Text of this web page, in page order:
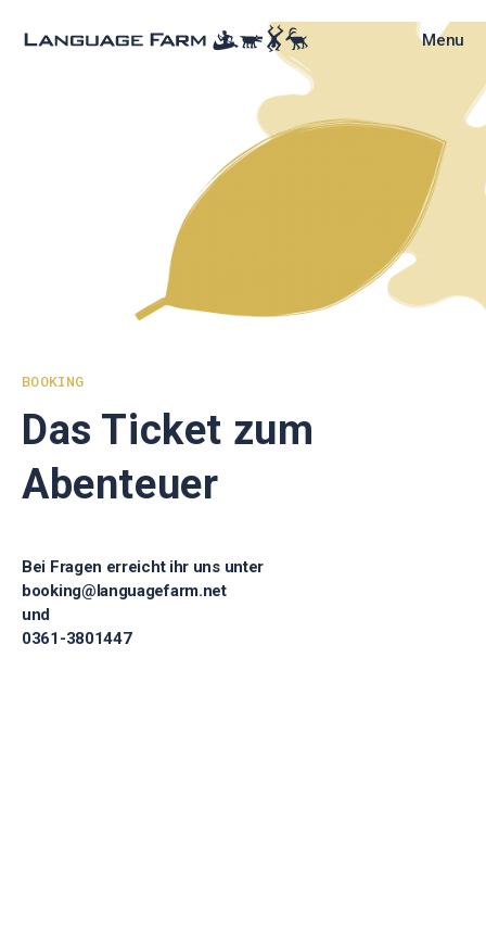
Menu
BOOKING
Das Ticket zum
Abenteuer
Bei Fragen erreicht ihr uns unter
booking@languagefarm.net
und
0361-3801447